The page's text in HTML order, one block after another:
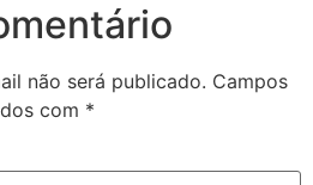
não será publicado. Campos
com *